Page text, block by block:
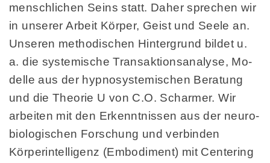
mensch­lichen Seins statt. Daher sprechen wir
in unserer Arbeit Körper, Geist und Seele an.
Unseren metho­dischen Hinter­grund bildet u.
a. die systemi­sche Trans­aktions­anal­yse, Mo­
delle aus der hypno­sys­temi­schen Be­ra­tung
und die Theorie U von C.O. Scharmer. Wir
arbeiten mit den Erkenntnissen aus der neuro­
bio­logischen Forschung und verbinden
Körper­intelligenz (Embodiment) mit Centering